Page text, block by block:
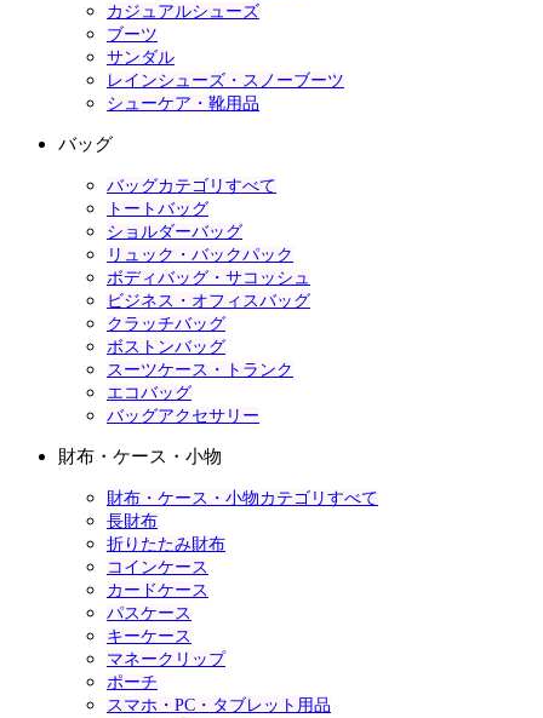
カジュアルシューズ
ブーツ
サンダル
レインシューズ・スノーブーツ
シューケア・靴用品
バッグ
バッグカテゴリすべて
トートバッグ
ショルダーバッグ
リュック・バックパック
ボディバッグ・サコッシュ
ビジネス・オフィスバッグ
クラッチバッグ
ボストンバッグ
スーツケース・トランク
エコバッグ
バッグアクセサリー
財布・ケース・小物
財布・ケース・小物カテゴリすべて
長財布
折りたたみ財布
コインケース
カードケース
パスケース
キーケース
マネークリップ
ポーチ
スマホ・PC・タブレット用品